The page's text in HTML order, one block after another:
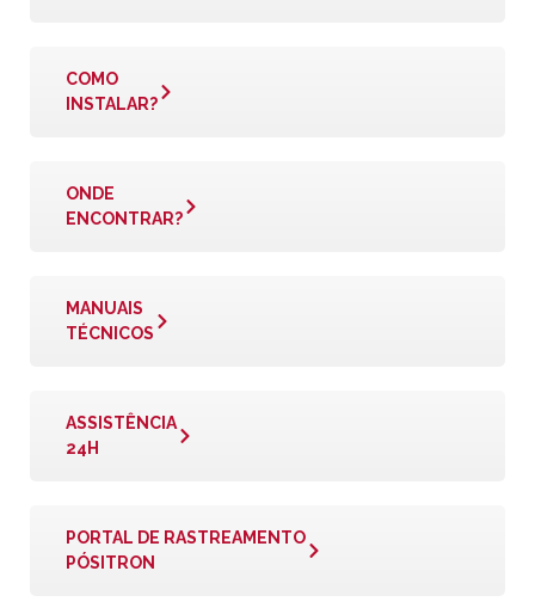
COMO
INSTALAR?
ONDE
ENCONTRAR?
MANUAIS
TÉCNICOS
ASSISTÊNCIA
24H
PORTAL DE RASTREAMENTO
PÓSITRON